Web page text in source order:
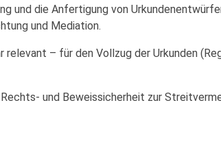
und die Anfertigung von
und Mediation.
– für den Vollzug der Urkunden
und Beweissicherheit zur